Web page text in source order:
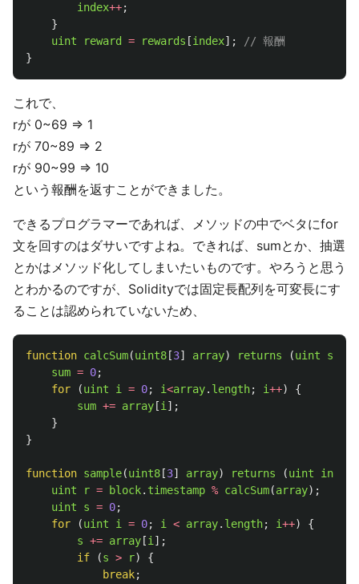
index++;
}
uint
reward = rewards [index];
// 報酬
}
これで、
rが 0~69 ⇒ 1
rが 70~89 ⇒ 2
rが 90~99 ⇒ 10
という報酬を返すことができました。
できるプログラマーであれば、メソッドの中でベタにfor
文を回すのはダサいですよね。できれば、sumとか、抽選
とかはメソッド化してしまいたいものです。やろうと思う
とわかるのですが、Solidityでは固定長配列を可変長にす
ることは認められていないため、
function calcSum(uint8 [3] array) returns (uint sum
sum = 0;
for
(uint i = 0; i<array. length; i++)
{
sum += array [i ];
}
}
function sample(uint8 [3] array) returns (uint index
uint
r = block. timestamp % calcSum(array);
uint
s = 0;
for
(uint i = 0; i < array. length; i++)
{
s += array [i ];
if
(s > r)
{
break;